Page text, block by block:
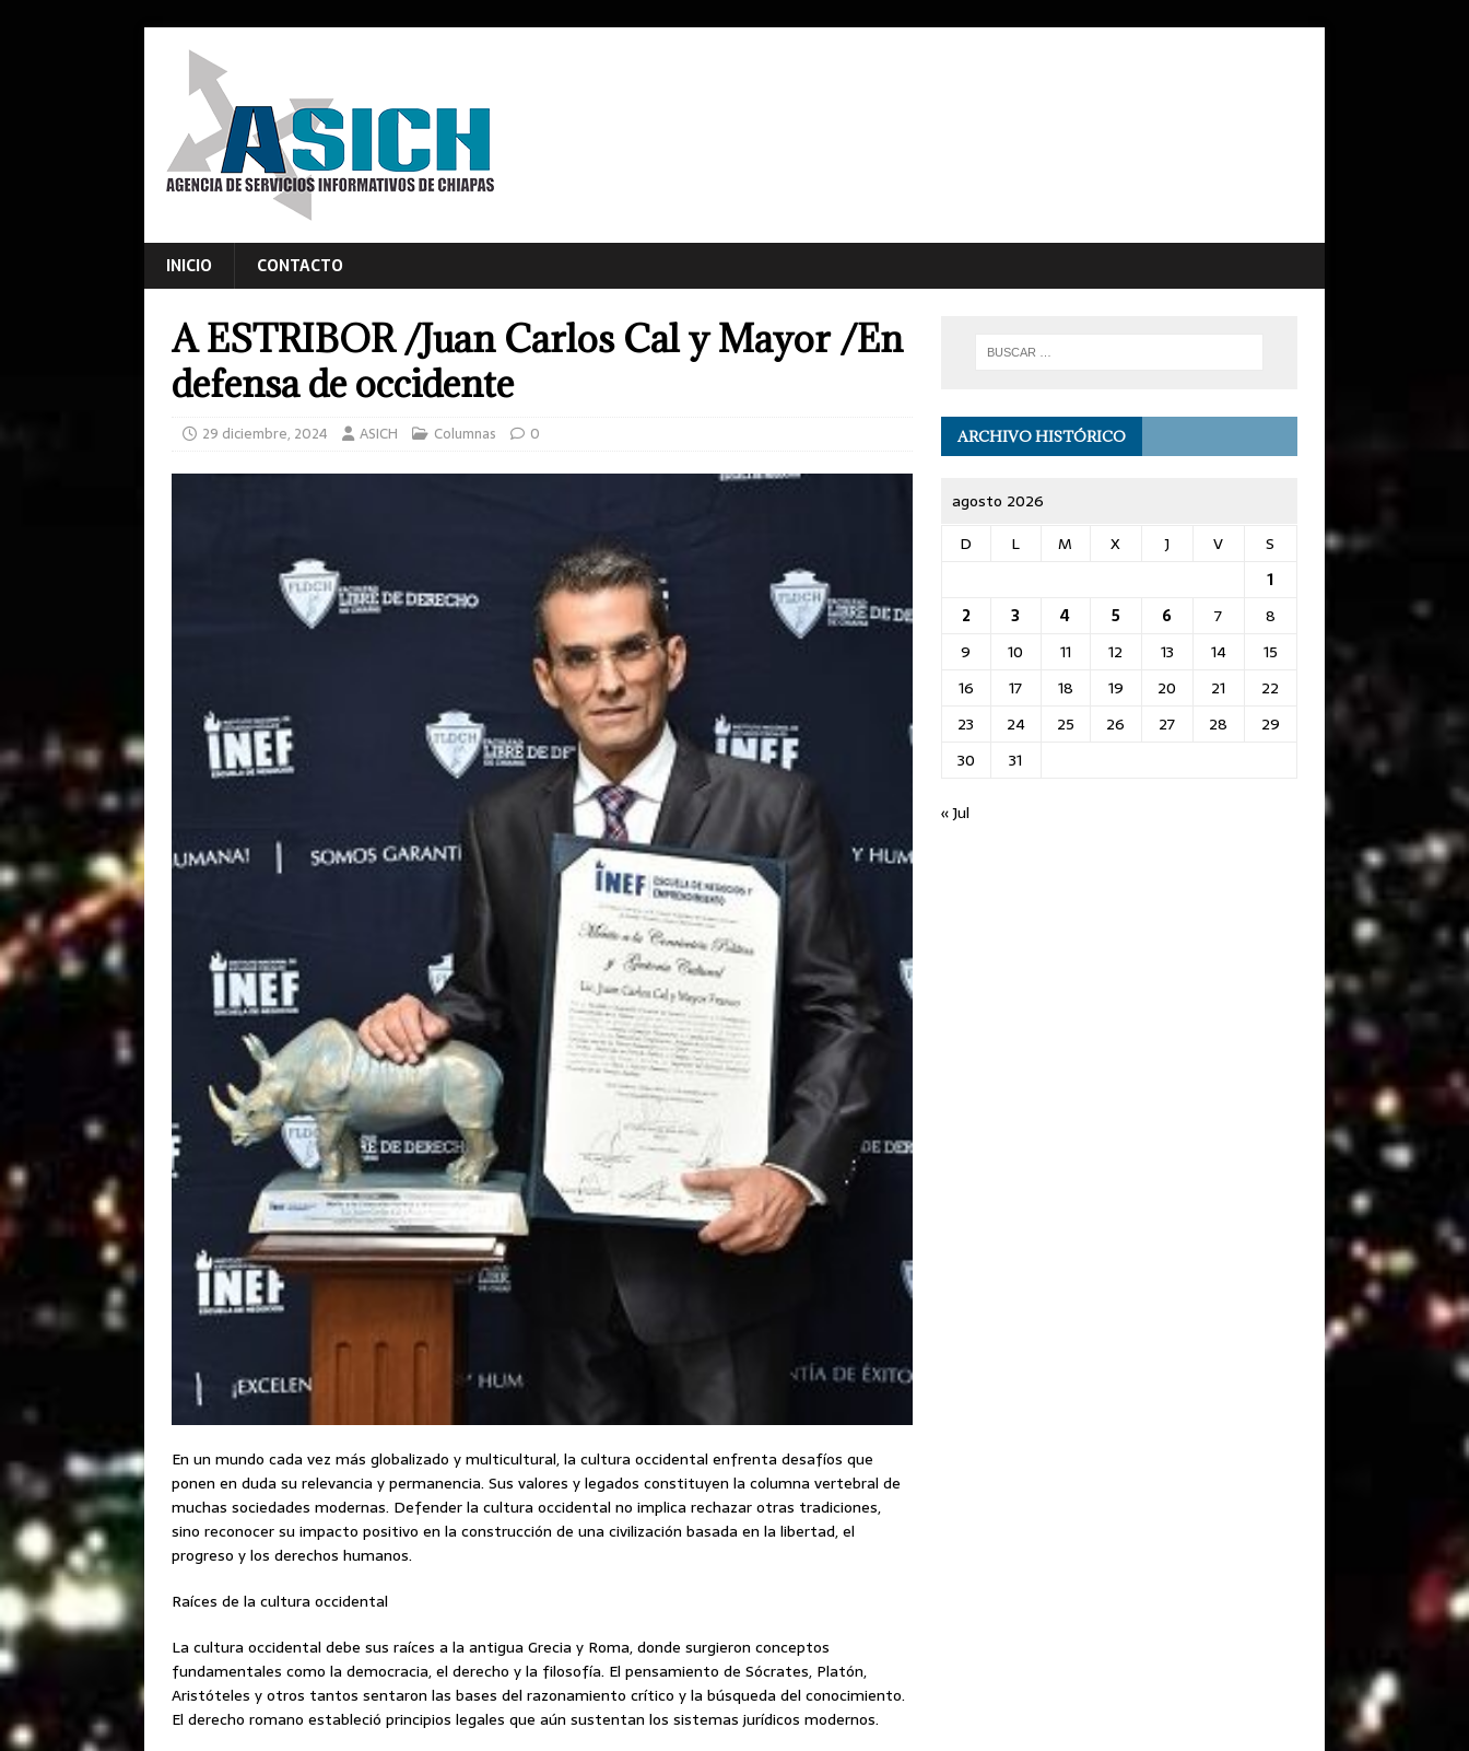
INICIO CONTACTO
A ESTRIBOR /Juan Carlos Cal y Mayor /En
defensa de occidente
29 diciembre, 2024 ASICH Columnas 0
En un mundo cada vez más globalizado y multicultural, la cultura occidental enfrenta desafíos que
ponen en duda su relevancia y permanencia. Sus valores y legados constituyen la columna vertebral de
muchas sociedades modernas. Defender la cultura occidental no implica rechazar otras tradiciones,
sino reconocer su impacto positivo en la construcción de una civilización basada en la libertad, el
progreso y los derechos humanos.
Raíces de la cultura occidental
La cultura occidental debe sus raíces a la antigua Grecia y Roma, donde surgieron conceptos
fundamentales como la democracia, el derecho y la filosofía. El pensamiento de Sócrates, Platón,
Aristóteles y otros tantos sentaron las bases del razonamiento crítico y la búsqueda del conocimiento.
El derecho romano estableció principios legales que aún sustentan los sistemas jurídicos modernos.
ARCHIVO HISTÓRICO
agosto 2026
D
L M X J V
S
1
2
3 4 5 6 7
8
9
10 11 12 13 14
15
16
17 18 19 20 21
22
23
24 25 26 27 28
29
30
31
« Jul